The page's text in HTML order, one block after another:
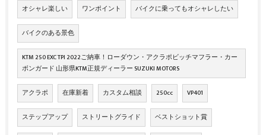
オシャレ楽しい ワンポイント バイクに乗ってもオシャレしたい
バイクのある景色
KTM 250 EXC TPI 2022ご納車！ローダウン・アクラポビッチマフラー・カー
ボンガード 山形県KTM正規ディーラー SUZUKI MOTORS
アクラポ 在庫新着 カスタム相談 250cc VP401
ステップアップ ストリートグライド ベストショット賞